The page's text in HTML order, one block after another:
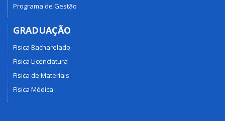
Programa de Gestão
GRADUAÇÃO
Física Bacharelado
Física Licenciatura
Física de Materiais
Física Médica